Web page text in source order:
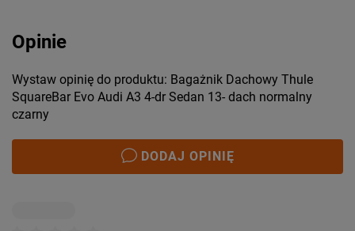
Opinie
Wystaw opinię do produktu: Bagażnik Dachowy Thule
SquareBar Evo Audi A3 4-dr Sedan 13- dach normalny
czarny
DODAJ OPINIĘ